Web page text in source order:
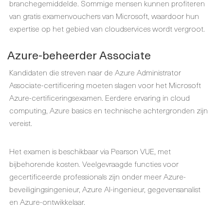
branchegemiddelde. Sommige mensen kunnen profiteren
van gratis examenvouchers van Microsoft, waardoor hun
expertise op het gebied van cloudservices wordt vergroot.
Azure-beheerder Associate
Kandidaten die streven naar de Azure Administrator
Associate-certificering moeten slagen voor het Microsoft
Azure-certificeringsexamen. Eerdere ervaring in cloud
computing, Azure basics en technische achtergronden zijn
vereist.
Het examen is beschikbaar via Pearson VUE, met
bijbehorende kosten. Veelgevraagde functies voor
gecertificeerde professionals zijn onder meer Azure-
beveiligingsingenieur, Azure AI-ingenieur, gegevensanalist
en Azure-ontwikkelaar.